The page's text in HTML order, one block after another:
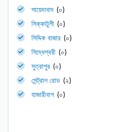
সায়েদাবাদ (০)
সিক্কাটুলী (০)
সিদ্দিক বাজার (০)
সিদ্ধেশ্বরী (০)
সুত্রাপুর (০)
সেন্ট্রাল রোড (২)
হাজারীবাগ (০)